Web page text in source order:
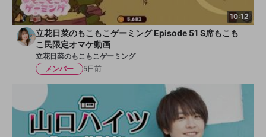
10:12
立花日菜のもこもこゲーミング Episode 51 S席もこも
こ民限定オマケ動画
立花日菜のもこもこゲーミング
メンバー
5日前